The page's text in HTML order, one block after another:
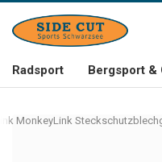
Radsport Bergsport &
MonkeyLink